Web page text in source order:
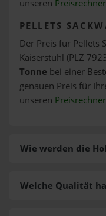
unseren Preisrechner
PELLETS
Der Preis für Pellets
Kaiserstuhl (PLZ
Tonne bei einer
genauen Preis für
unseren Preisrechner
Wie werden die
Welche Qualität